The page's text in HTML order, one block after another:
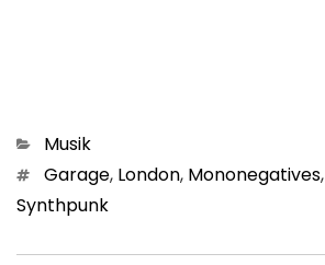
Kategorien
Musik
Schlagwörter
Garage, London, Mononegatives,
Synthpunk